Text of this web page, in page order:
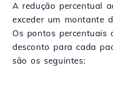
A redução percentual
exceder um montante
Os pontos percentuais
desconto para cada
são os seguintes: